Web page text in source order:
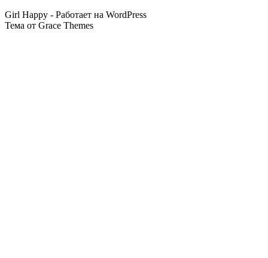
Girl Happy - Работает на WordPress
Тема от Grace Themes